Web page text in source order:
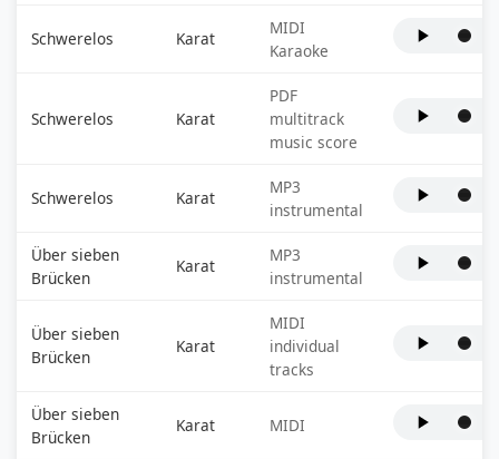
Schwerelos Karat
MIDI
Karaoke
Schwerelos Karat
PDF
multitrack
music score
Schwerelos Karat
MP3
instrumental
Über sieben
Brücken
Karat
MP3
instrumental
Über sieben
Brücken
Karat
MIDI
individual
tracks
Über sieben
Brücken
Karat MIDI